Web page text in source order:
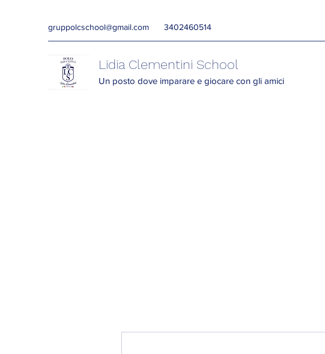
gruppolcschool@gmail.com 3402460514
Lidia Clementini School
Un posto dove imparare e giocare con gli amici